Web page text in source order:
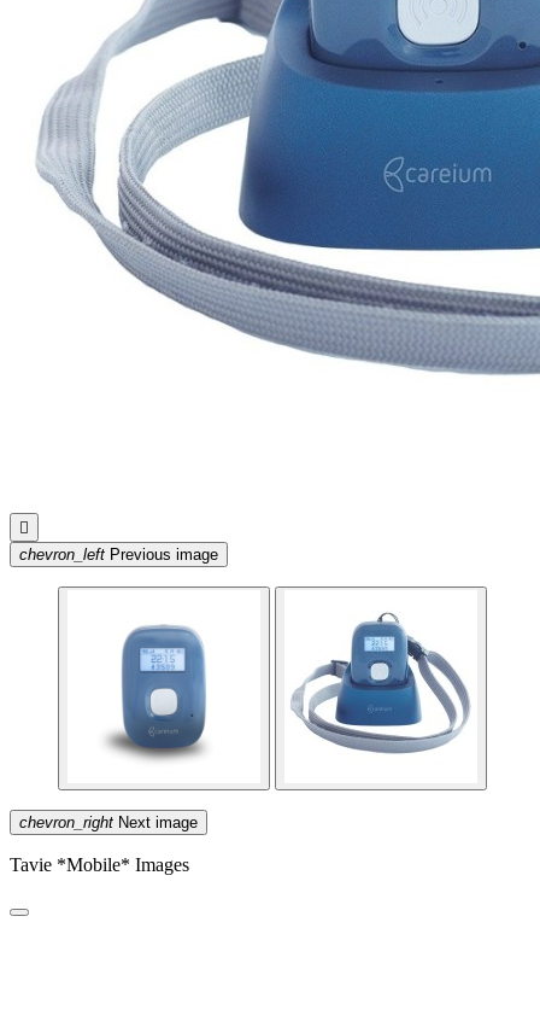

chevron_left Previous image
chevron_right Next image
Tavie *Mobile* Images